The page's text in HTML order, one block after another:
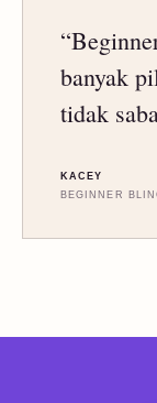
banyak
tidak
KACEY
BEGINNER